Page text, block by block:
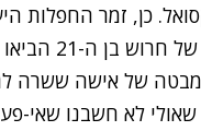
כן, זמר החפלות
של אישה ששרה
לא חשבנו שאי-